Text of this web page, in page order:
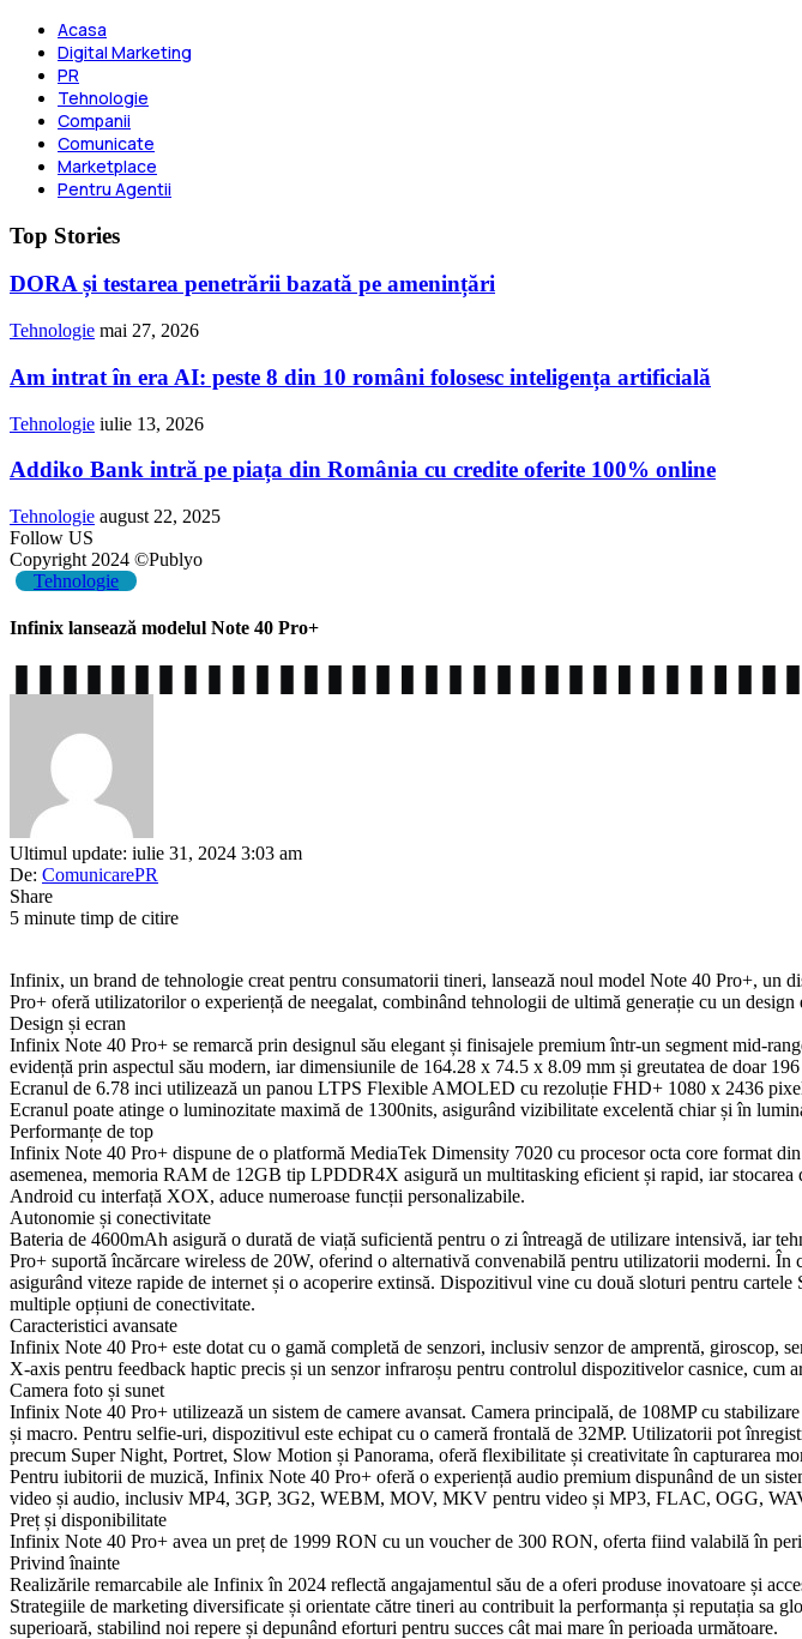
Acasa
Digital Marketing
PR
Tehnologie
Companii
Comunicate
Marketplace
Pentru Agentii
Top Stories
DORA și testarea penetrării bazată pe amenințări
Tehnologie mai 27, 2026
Am intrat în era AI: peste 8 din 10 români folosesc inteligența artificială
Tehnologie iulie 13, 2026
Addiko Bank intră pe piața din România cu credite oferite 100% online
Tehnologie august 22, 2025
Follow US
Copyright 2024 ©Publyo
Tehnologie
Infinix lansează modelul Note 40 Pro+
Ultimul update: iulie 31, 2024 3:03 am
De: ComunicarePR
Share
5 minute timp de citire
Infinix, un brand de tehnologie creat pentru consumatorii tineri, lansează noul model Note 40 Pro+, un
Pro+ oferă utilizatorilor o experiență de neegalat, combinând tehnologii de ultimă generație cu un design
Design și ecran
Infinix Note 40 Pro+ se remarcă prin designul său elegant și finisajele premium într-un segment mid-
evidență prin aspectul său modern, iar dimensiunile de 164.28 x 74.5 x 8.09 mm și greutatea de doar
Ecranul de 6.78 inci utilizează un panou LTPS Flexible AMOLED cu rezoluție FHD+ 1080 x 2436
Ecranul poate atinge o luminozitate maximă de 1300nits, asigurând vizibilitate excelentă chiar și în
Performanțe de top
Infinix Note 40 Pro+ dispune de o platformă MediaTek Dimensity 7020 cu procesor octa core format
asemenea, memoria RAM de 12GB tip LPDDR4X asigură un multitasking eficient și rapid, iar
Android cu interfață XOX, aduce numeroase funcții personalizabile.
Autonomie și conectivitate
Bateria de 4600mAh asigură o durată de viață suficientă pentru o zi întreagă de utilizare intensivă, iar
Pro+ suportă încărcare wireless de 20W, oferind o alternativă convenabilă pentru utilizatorii moderni.
asigurând viteze rapide de internet și o acoperire extinsă. Dispozitivul vine cu două sloturi pentru
multiple opțiuni de conectivitate.
Caracteristici avansate
Infinix Note 40 Pro+ este dotat cu o gamă completă de senzori, inclusiv senzor de amprentă, giroscop,
X-axis pentru feedback haptic precis și un senzor infraroșu pentru controlul dispozitivelor casnice, cum
Camera foto și sunet
Infinix Note 40 Pro+ utilizează un sistem de camere avansat. Camera principală, de 108MP cu
și macro. Pentru selfie-uri, dispozitivul este echipat cu o cameră frontală de 32MP. Utilizatorii pot
precum Super Night, Portret, Slow Motion și Panorama, oferă flexibilitate și creativitate în capturarea
Pentru iubitorii de muzică, Infinix Note 40 Pro+ oferă o experiență audio premium dispunând de un
video și audio, inclusiv MP4, 3GP, 3G2, WEBM, MOV, MKV pentru video și MP3, FLAC, OGG,
Preț și disponibilitate
Infinix Note 40 Pro+ avea un preț de 1999 RON cu un voucher de 300 RON, oferta fiind valabilă în
Privind înainte
Realizările remarcabile ale Infinix în 2024 reflectă angajamentul său de a oferi produse inovatoare și
Strategiile de marketing diversificate și orientate către tineri au contribuit la performanța și reputația
superioară, stabilind noi repere și depunând eforturi pentru succes cât mai mare în perioada următoare.